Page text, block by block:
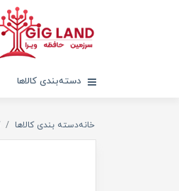
دسته‌بندی کالاها
خانهدسته بندی کالاها